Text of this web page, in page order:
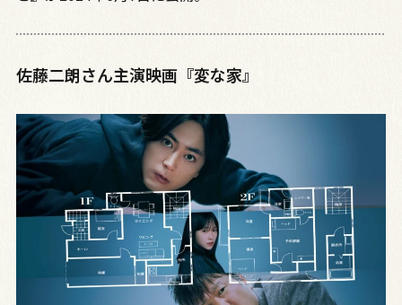
佐藤二朗さん主演映画『変な家』